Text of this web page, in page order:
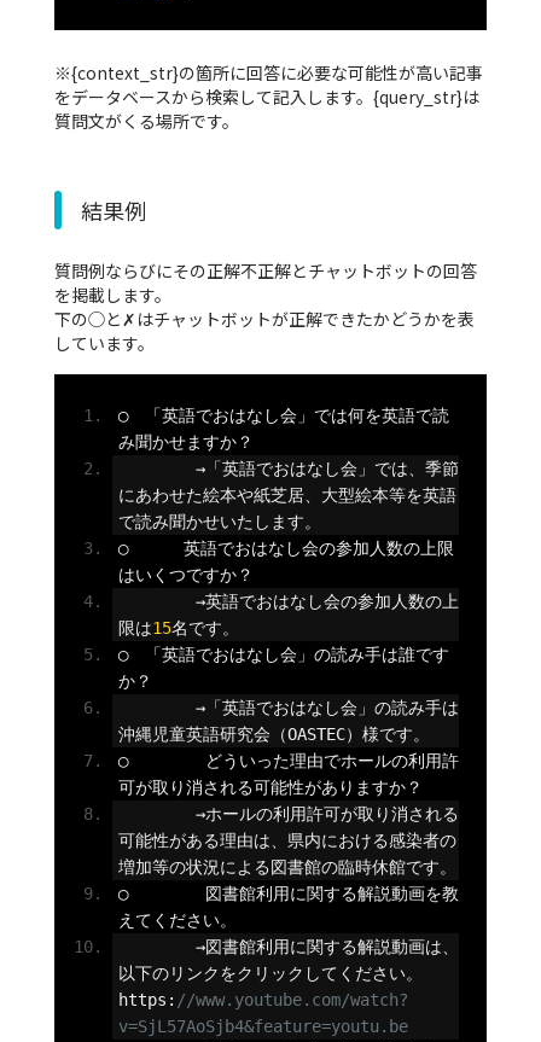
※{context_str}の箇所に回答に必要な可能性が高い記事
をデータベースから検索して記入します。{query_str}は
質問文がくる場所です。
結果例
質問例ならびにその正解不正解とチャットボットの回答
を掲載します。
下の◯と✗はチャットボットが正解できたかどうかを表
しています。
◯　「英語でおはなし会」では何を英語で読
み聞かせますか？
→「英語でおはなし会」では、季節
にあわせた絵本や紙芝居、大型絵本等を英語
で読み聞かせいたします。
◯
英語でおはなし会の参加人数の上限
はいくつですか？
→英語でおはなし会の参加人数の上
限は15名です。
◯　「英語でおはなし会」の読み手は誰です
か？
→「英語でおはなし会」の読み手は
沖縄児童英語研究会（OASTEC）様です。
◯
どういった理由でホールの利用許
可が取り消される可能性がありますか？
→ホールの利用許可が取り消される
可能性がある理由は、県内における感染者の
増加等の状況による図書館の臨時休館です。
◯
図書館利用に関する解説動画を教
えてください。
→図書館利用に関する解説動画は、
以下のリンクをクリックしてください。
https : //www.youtube.com/watch?
v=SjL57AoSjb4&feature=youtu.be